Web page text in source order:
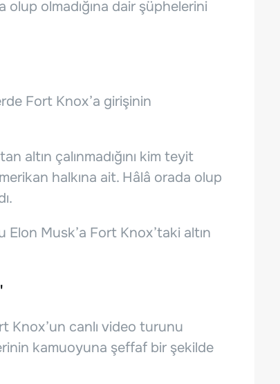
olmadığına dair şüphelerini
Fort Knox’a girişinin
altın çalınmadığını kim teyit
halkına ait. Hâlâ orada olup
Musk’a Fort Knox’taki altın
Knox’un canlı video turunu
kamuoyuna şeffaf bir şekilde